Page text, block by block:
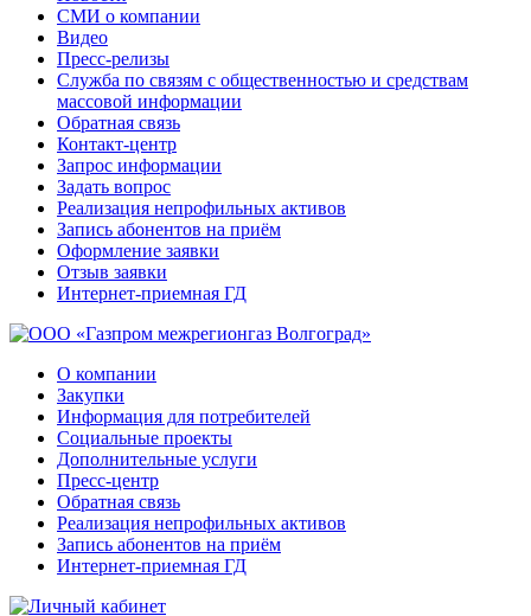
СМИ о компании
Видео
Пресс-релизы
Служба по связям с общественностью и средствам
массовой информации
Обратная связь
Контакт-центр
Запрос информации
Задать вопрос
Реализация непрофильных активов
Запись абонентов на приём
Оформление заявки
Отзыв заявки
Интернет-приемная ГД
О компании
Закупки
Информация для потребителей
Социальные проекты
Дополнительные услуги
Пресс-центр
Обратная связь
Реализация непрофильных активов
Запись абонентов на приём
Интернет-приемная ГД